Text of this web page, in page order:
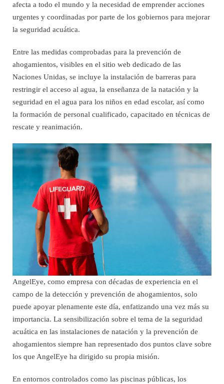
afecta a todo el mundo y la necesidad de emprender acciones
urgentes y coordinadas por parte de los gobiernos para mejorar
la seguridad acuática.
Entre las medidas comprobadas para la prevención de
ahogamientos, visibles en el sitio web dedicado de las
Naciones Unidas, se incluye la instalación de barreras para
restringir el acceso al agua, la enseñanza de la natación y la
seguridad en el agua para los niños en edad escolar, así como
la formación de personal cualificado, capacitado en técnicas de
rescate y reanimación.
AngelEye, como empresa con décadas de experiencia en el
campo de la detección y prevención de ahogamientos, solo
puede apoyar plenamente este día, enfatizando una vez más su
importancia. La sensibilización sobre el tema de la seguridad
acuática en las instalaciones de natación y la prevención de
ahogamientos siempre han representado dos puntos clave sobre
los que AngelEye ha dirigido su propia misión.
En entornos controlados como las piscinas públicas, los